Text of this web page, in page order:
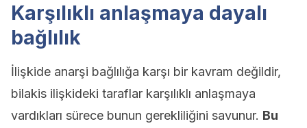
Karşılıklı anlaşmaya dayalı
bağlılık
İlişkide anarşi bağlılığa karşı bir kavram değildir,
bilakis ilişkideki taraflar karşılıklı anlaşmaya
vardıkları sürece bunun gerekliliğini savunur. Bu